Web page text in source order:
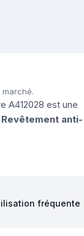
A412028 est une
Revêtement anti-
fréquente